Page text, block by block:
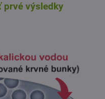
prvé výsledky